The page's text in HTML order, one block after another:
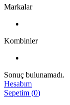
Markalar
Kombinler
Sonuç bulunamadı.
Hesabım
Sepetim (0)